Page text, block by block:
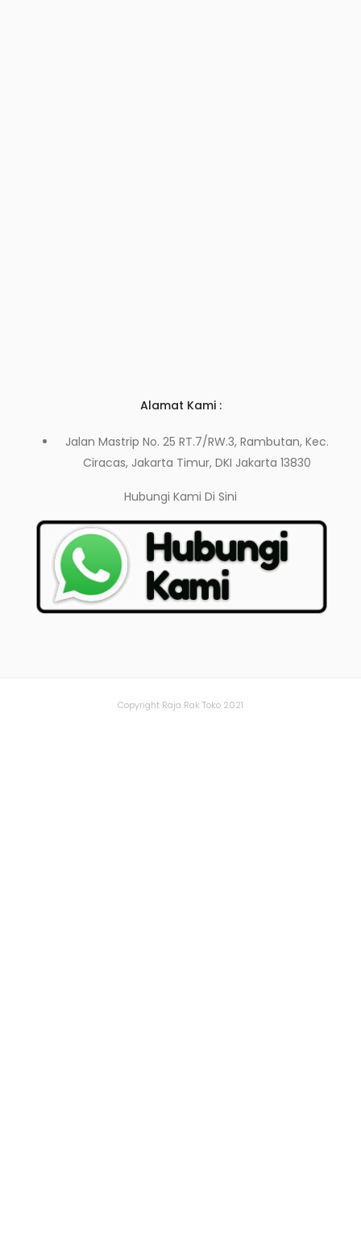
Alamat Kami :
Jalan Mastrip No. 25 RT.7/RW.3, Rambutan, Kec.
Ciracas, Jakarta Timur, DKI Jakarta 13830
Hubungi Kami Di Sini
Copyright Raja Rak Toko 2021